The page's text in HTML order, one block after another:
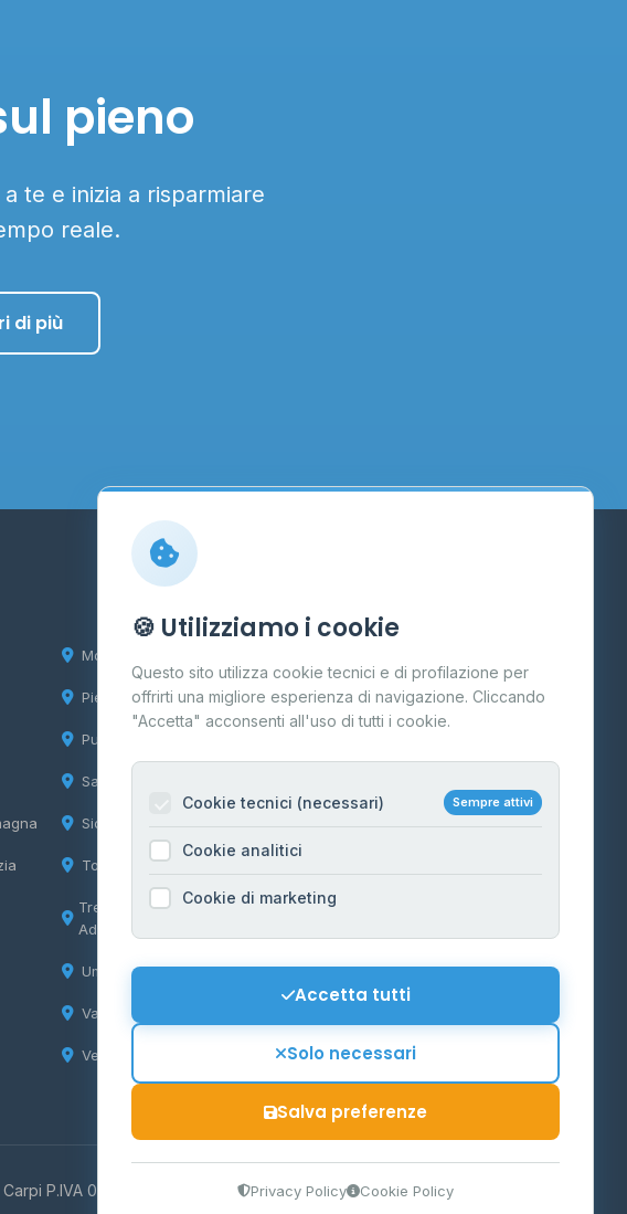
pieno
te e inizia a risparmiare
reale.
di più
Molise
Piemonte
Puglia
Sardegna
Sicilia
Toscana
Trentino-Alto
Adige
Umbria
Valle d'Aosta
Veneto
Contatti
Per gestori
Informazioni legali
Privacy Policy
Cookie Policy
Mappa del sito
Contattaci
P.IVA 03859300364
🍪 Utilizziamo i cookie
Questo sito utilizza cookie tecnici e di profilazione per
offrirti una migliore esperienza di navigazione. Cliccando
"Accetta" acconsenti all'uso di tutti i cookie.
Cookie tecnici (necessari) Sempre attivi
Cookie analitici
Cookie di marketing
Accetta tutti
Solo necessari
Salva preferenze
Privacy Policy Cookie Policy